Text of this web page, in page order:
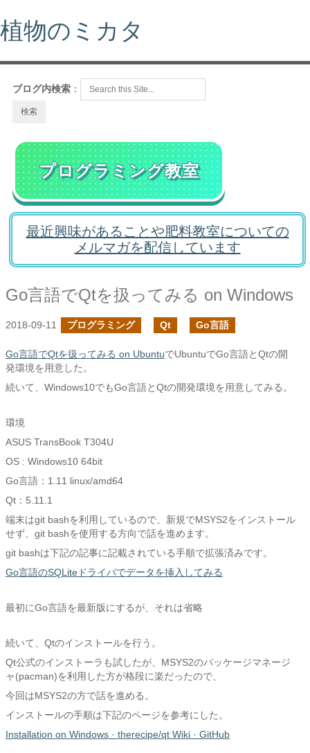
植物のミカタ
ブログ内検索 ：
プログラミング教室
最近興味があることや肥料教室についての
メルマガを配信しています
Go言語でQtを扱ってみる on Windows
2018-09-11 プログラミング Qt Go言語
Go言語でQtを扱ってみる on UbuntuでUbuntuでGo言語とQtの開
発環境を用意した。
続いて、Windows10でもGo言語とQtの開発環境を用意してみる。
環境
ASUS TransBook T304U
OS : Windows10 64bit
Go言語：1.11 linux/amd64
Qt：5.11.1
端末はgit bashを利用しているので、新規でMSYS2をインストール
せず、git bashを使用する方向で話を進めます。
git bashは下記の記事に記載されている手順で拡張済みです。
Go言語のSQLiteドライバでデータを挿入してみる
最初にGo言語を最新版にするが、それは省略
続いて、Qtのインストールを行う。
Qt公式のインストーラも試したが、MSYS2のパッケージマネージ
ャ(pacman)を利用した方が格段に楽だったので、
今回はMSYS2の方で話を進める。
インストールの手順は下記のページを参考にした。
Installation on Windows · therecipe/qt Wiki · GitHub